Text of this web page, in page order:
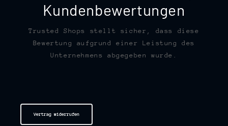
Kundenbewertungen
Trusted Shops stellt sicher, dass diese
Bewertung aufgrund einer Leistung des
Unternehmens abgegeben wurde.
Vertrag widerrufen